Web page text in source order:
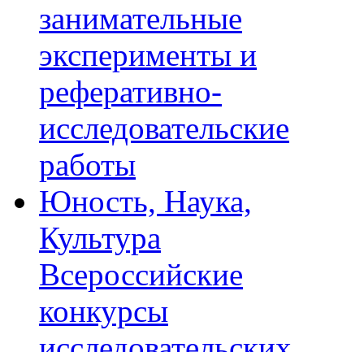
занимательные
эксперименты и
реферативно-
исследовательские
работы
Юность, Наука,
Культура
Всероссийские
конкурсы